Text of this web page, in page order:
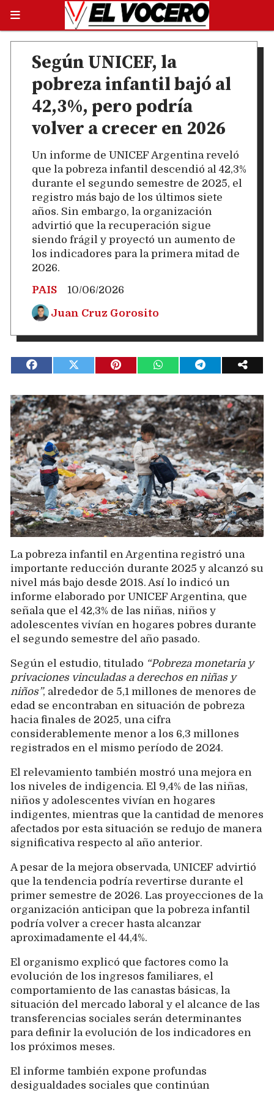
Según UNICEF, la
pobreza infantil bajó al
42,3%, pero podría
volver a crecer en 2026
Un informe de UNICEF Argentina reveló
que la pobreza infantil descendió al 42,3%
durante el segundo semestre de 2025, el
registro más bajo de los últimos siete
años. Sin embargo, la organización
advirtió que la recuperación sigue
siendo frágil y proyectó un aumento de
los indicadores para la primera mitad de
2026.
PAIS
10/06/2026
Juan Cruz Gorosito
La pobreza infantil en Argentina registró una
importante reducción durante 2025 y alcanzó su
nivel más bajo desde 2018. Así lo indicó un
informe elaborado por UNICEF Argentina, que
señala que el 42,3% de las niñas, niños y
adolescentes vivían en hogares pobres durante
el segundo semestre del año pasado.
Según el estudio, titulado “Pobreza monetaria y
privaciones vinculadas a derechos en niñas y
niños”, alrededor de 5,1 millones de menores de
edad se encontraban en situación de pobreza
hacia finales de 2025, una cifra
considerablemente menor a los 6,3 millones
registrados en el mismo período de 2024.
El relevamiento también mostró una mejora en
los niveles de indigencia. El 9,4% de las niñas,
niños y adolescentes vivían en hogares
indigentes, mientras que la cantidad de menores
afectados por esta situación se redujo de manera
significativa respecto al año anterior.
A pesar de la mejora observada, UNICEF advirtió
que la tendencia podría revertirse durante el
primer semestre de 2026. Las proyecciones de la
organización anticipan que la pobreza infantil
podría volver a crecer hasta alcanzar
aproximadamente el 44,4%.
El organismo explicó que factores como la
evolución de los ingresos familiares, el
comportamiento de las canastas básicas, la
situación del mercado laboral y el alcance de las
transferencias sociales serán determinantes
para definir la evolución de los indicadores en
los próximos meses.
El informe también expone profundas
desigualdades sociales que continúan